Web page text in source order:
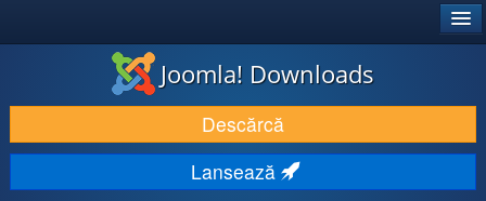
DESCARCĂ & ȘI EXTINDE
DESCOPERĂ & ÎNVAȚĂ
COMUNITATE & SUPORT
Joomla! Downloads
Descărcă
Lansează